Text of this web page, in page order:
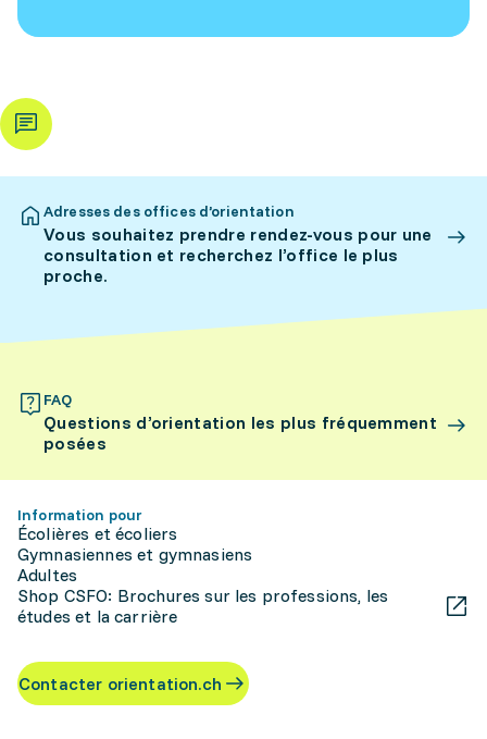
Adresses des offices d’orientation
Vous souhaitez prendre rendez-vous pour une
consultation et recherchez l’office le plus
proche.
FAQ
Questions d’orientation les plus fréquemment
posées
Information pour
Écolières et écoliers
Gymnasiennes et gymnasiens
Adultes
Shop CSFO: Brochures sur les professions, les
études et la carrière
Contacter orientation.ch